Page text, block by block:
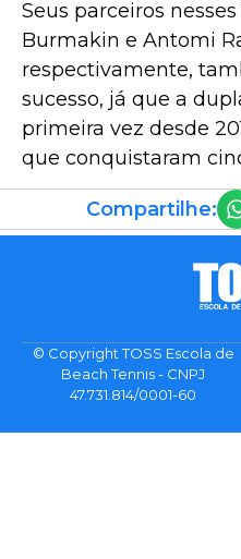
Seus parceiros
Burmakin e Antomi
respectivamente,
sucesso, já que a
primeira vez desde
que conquistaram
Compartilhe:
© Copyright TOSS Escola de
Beach Tennis - CNPJ
47.731.814/0001-60